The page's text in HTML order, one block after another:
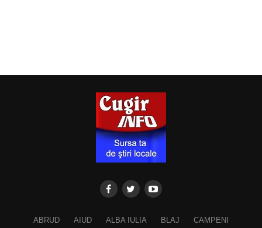
ABRUD AIUD ALBA IULIA BLAJ CAMPENI